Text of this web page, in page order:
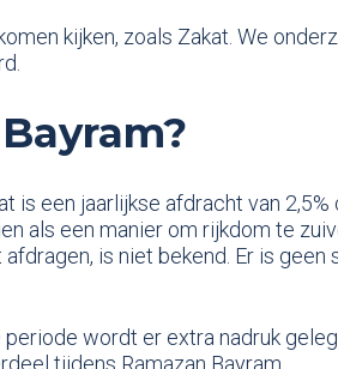
kijken, zoals Zakat. We
is een jaarlijkse afdracht van
als een manier om rijkdom te
is niet bekend. Er is
periode wordt er extra nadruk
tijdens Ramazan Bayram.